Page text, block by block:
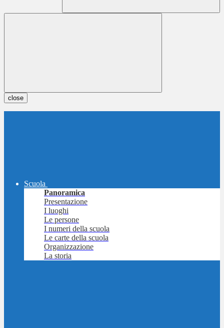
close
Scuola
Panoramica
Presentazione
I luoghi
Le persone
I numeri della scuola
Le carte della scuola
Organizzazione
La storia